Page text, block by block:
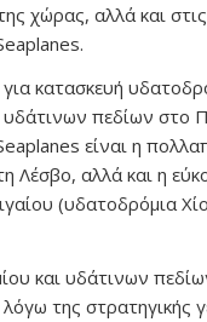
χώρας, αλλά και
κατασκευή
πεδίων στο
είναι η
αλλά και η
(υδατοδρόμια
και υδάτινων
της στρατηγικής